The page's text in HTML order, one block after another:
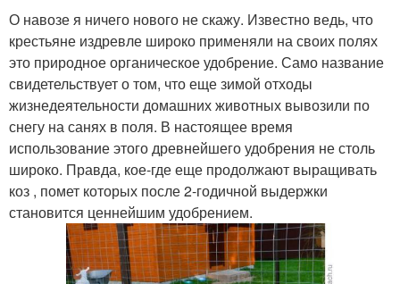
О навозе я ничего нового не скажу. Известно ведь, что
крестьяне издревле широко применяли на своих полях
это природное органическое удобрение. Само название
свидетельствует о том, что еще зимой отходы
жизнедеятельности домашних животных вывозили по
снегу на санях в поля. В настоящее время
использование этого древнейшего удобрения не столь
широко. Правда, кое-где еще продолжают выращивать
коз , помет которых после 2-годичной выдержки
становится ценнейшим удобрением.